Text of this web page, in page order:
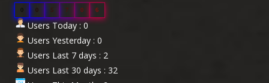
5 7 0 6
Users Today : 0
Users Yesterday : 0
Users Last 7 days : 2
Users Last 30 days : 32